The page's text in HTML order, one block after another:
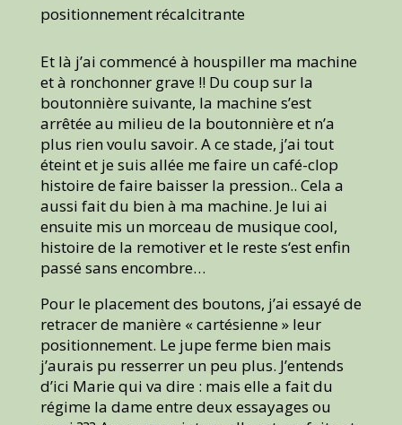
positionnementrécalcitrante
Et là j’ai commencé à houspiller ma machine
et à ronchonner grave !! Du coup sur la
boutonnière suivante, la machine s’est
arrêtée au milieu de la boutonnière et n’a
plus rien voulu savoir. A ce stade, j’ai tout
éteint et je suis allée me faire un café-clop
histoire de faire baisser la pression.. Cela a
aussi fait du bien à ma machine. Je lui ai
ensuite mis un morceau de musique cool,
histoire de la remotiver et le reste s‘est enfin
passé sans encombre…
Pour le placement des boutons, j’ai essayé de
retracer de manière « cartésienne » leur
positionnement. Le jupe ferme bien mais
j’aurais pu resserrer un peu plus. J’entends
d’ici Marie qui va dire : mais elle a fait du
régime la dame entre deux essayages ou